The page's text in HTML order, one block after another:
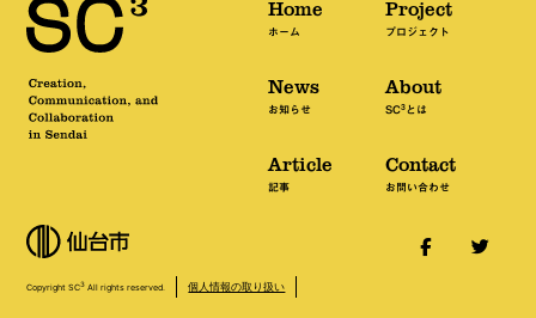
Home
ホーム
News
お知らせ
Article
記事
Project
プロジェクト
About
SC3とは
Contact
お問い合わせ
Copyright SC3 All rights reserved. 個人情報の取り扱い